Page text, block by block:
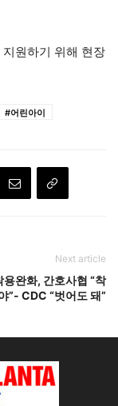
원하기 위해 현장
#어린아이
Next article
용완화, 간호사협 “착
”- CDC “벗어도 돼”